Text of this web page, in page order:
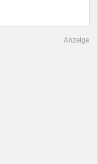
Anzeige